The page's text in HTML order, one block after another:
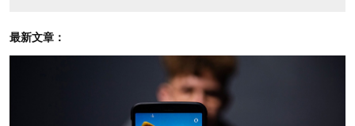
可以借此绘出自己与其他
人关系的示意图。至于最
重要的，恐怕要数社交图
景能让Spotify等音乐服务
of the "social graph" -- the
web of personal
relationships that users
最新文章：